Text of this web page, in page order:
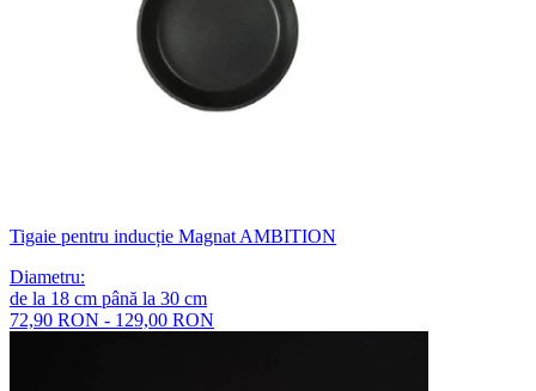
Tigaie pentru inducție Magnat AMBITION
Diametru:
de la 18 cm până la 30 cm
72,90 RON - 129,00 RON